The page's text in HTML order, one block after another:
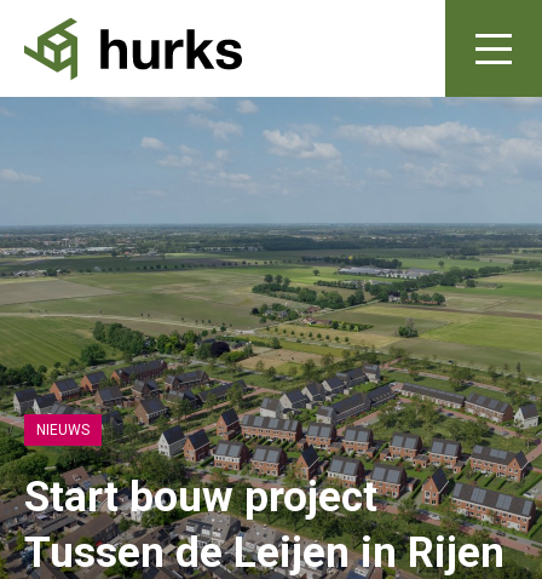
NIEUWS
Start bouw project
Tussen de Leijen in Rijen